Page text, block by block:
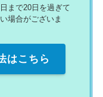
まで20日を過ぎて
場合がございま
はこちら